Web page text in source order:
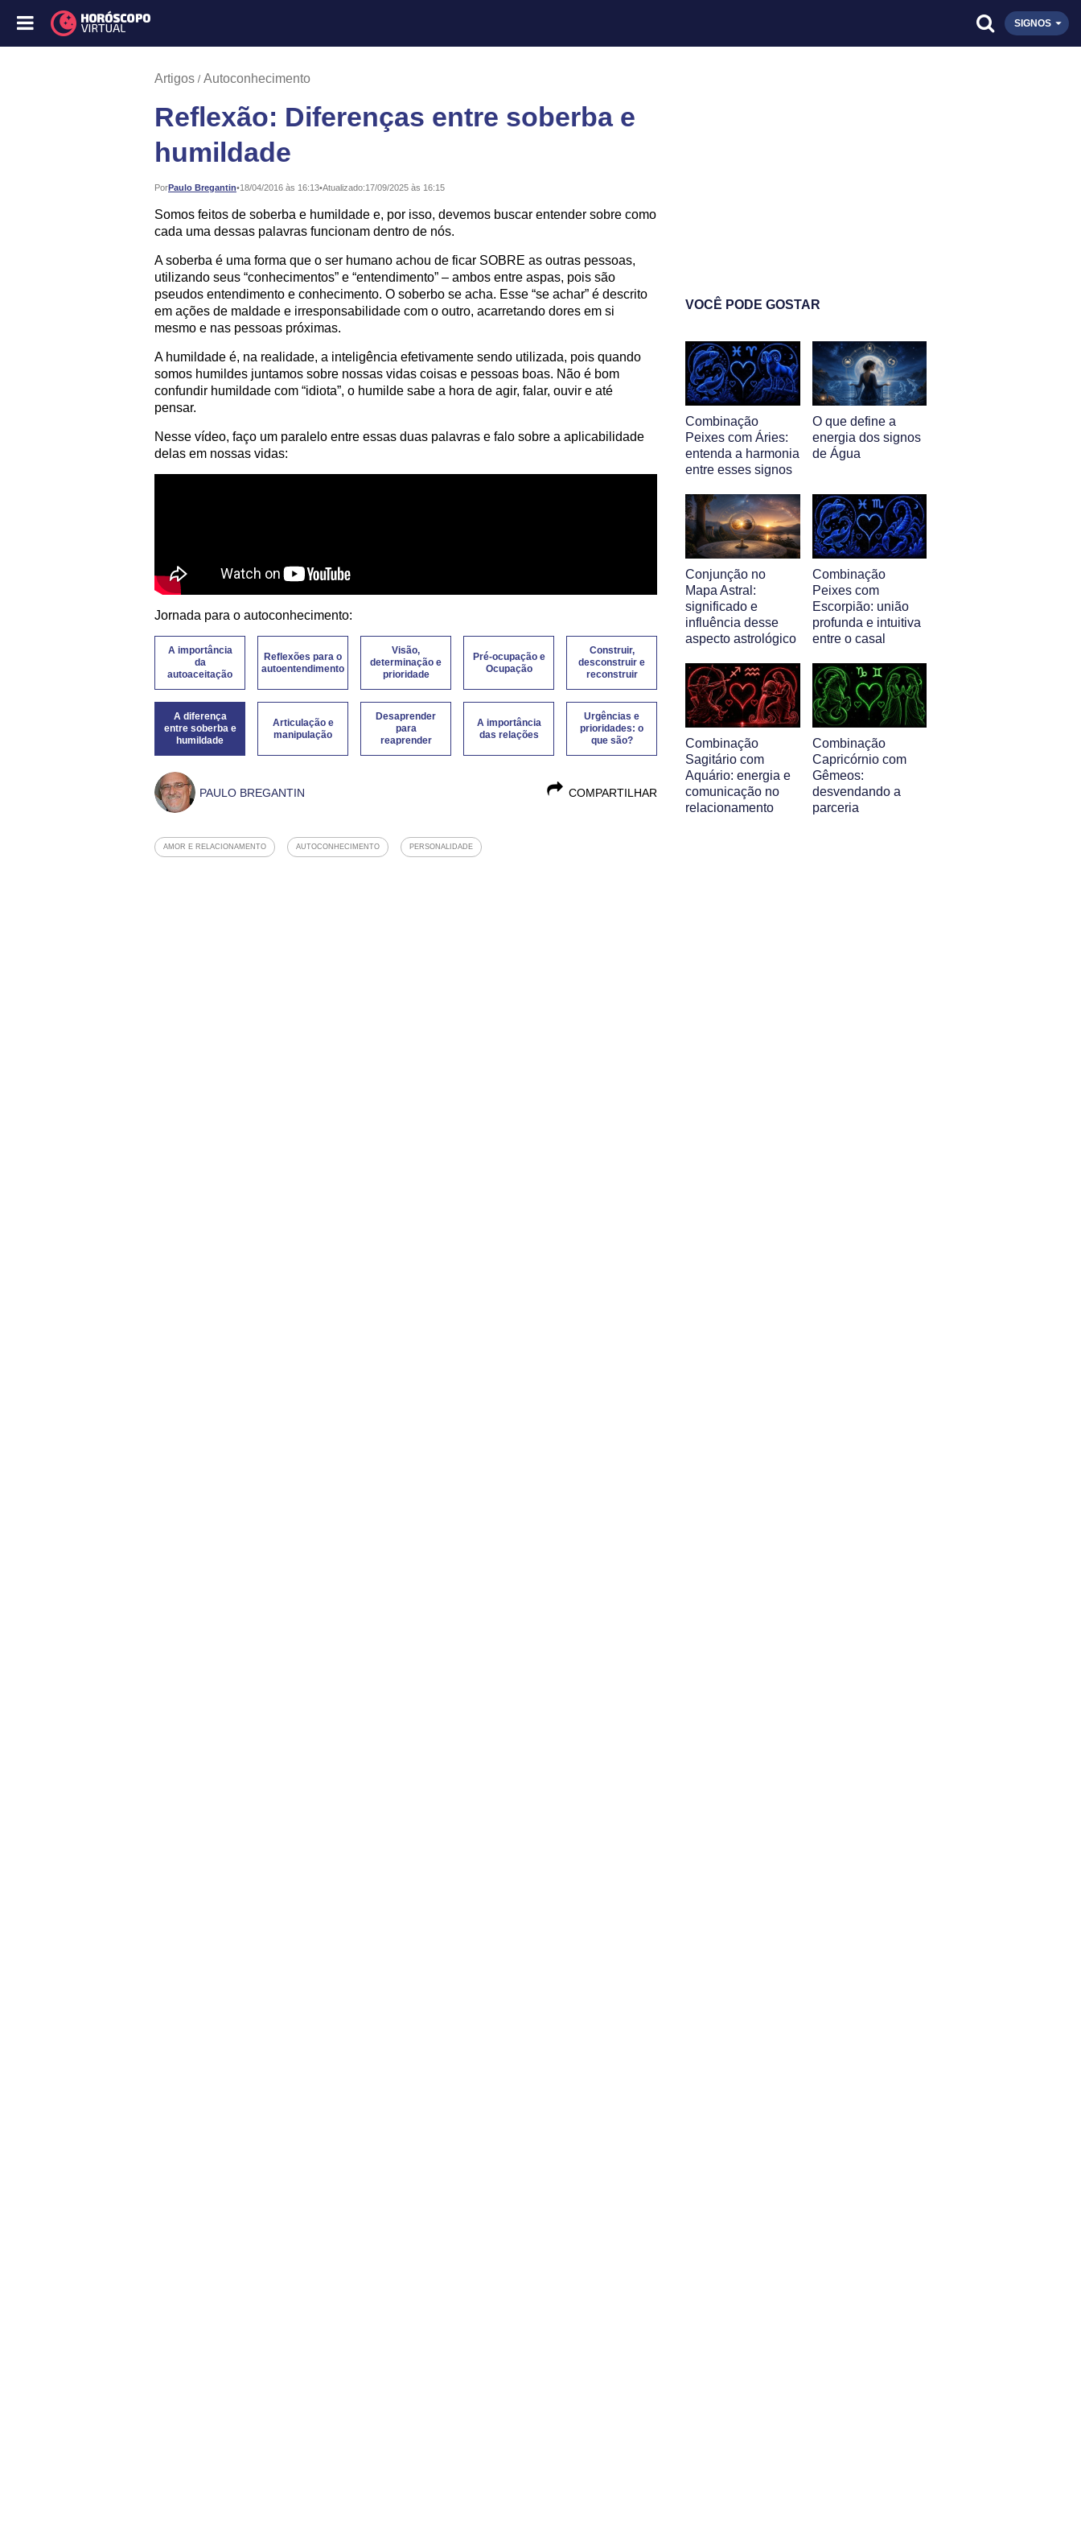
SIGNOS
Artigos Autoconhecimento
Reflexão: Diferenças entre soberba e
humildade
PorPaulo Bregantin•
Publicado: 18/04/2016 às 16:13•Atualizado:17/09/2025 às 16:15
Somos feitos de soberba e humildade e, por isso, devemos buscar entender sobre como
cada uma dessas palavras funcionam dentro de nós.
A soberba é uma forma que o ser humano achou de ficar SOBRE as outras pessoas,
utilizando seus “conhecimentos” e “entendimento” – ambos entre aspas, pois são
pseudos entendimento e conhecimento. O soberbo se acha. Esse “se achar” é descrito
em ações de maldade e irresponsabilidade com o outro, acarretando dores em si
mesmo e nas pessoas próximas.
A humildade é, na realidade, a inteligência efetivamente sendo utilizada, pois quando
somos humildes juntamos sobre nossas vidas coisas e pessoas boas. Não é bom
confundir humildade com “idiota”, o humilde sabe a hora de agir, falar, ouvir e até
pensar.
Nesse vídeo, faço um paralelo entre essas duas palavras e falo sobre a aplicabilidade
delas em nossas vidas:
Jornada para o autoconhecimento:
A importância
da
autoaceitação
Reflexões para o
autoentendimento
Visão,
determinação e
prioridade
Pré-ocupação e
Ocupação
Construir,
desconstruir e
reconstruir
A diferença
entre soberba e
humildade
Articulação e
manipulação
Desaprender
para
reaprender
A importância
das relações
Urgências e
prioridades: o
que são?
COMPARTILHAR
PAULO BREGANTIN
AMOR E RELACIONAMENTO AUTOCONHECIMENTO PERSONALIDADE
VOCÊ PODE GOSTAR
Combinação
Peixes com Áries:
entenda a harmonia
entre esses signos
O que define a
energia dos signos
de Água
Conjunção no
Mapa Astral:
significado e
influência desse
aspecto astrológico
Combinação
Peixes com
Escorpião: união
profunda e intuitiva
entre o casal
Combinação
Sagitário com
Aquário: energia e
comunicação no
relacionamento
Combinação
Capricórnio com
Gêmeos:
desvendando a
parceria